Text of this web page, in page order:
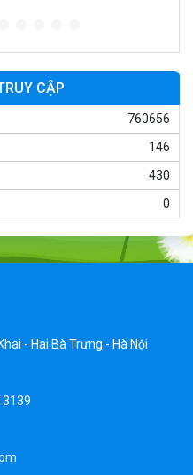
em KS-518
em T118
7017
em cảnh sát J2988
em địa hình M666
CẬP
760656
146
430
0
- Hai Bà Trưng - Hà Nội